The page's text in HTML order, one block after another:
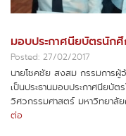
มอบประกาศนียบัตรนัก
Posted: 27/02/2017
นายโชคชัย สงสม กรรมการผู้
เป็นประธานมอบประกาศนียบั
วิศวกรรมศาสตร์ มหาวิทยาลั
ต่อ